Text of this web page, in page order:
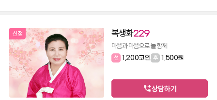
신점 복생화229
마음과 마음으로 늘 함께
선 1,200코인 후 1,500원
상담하기